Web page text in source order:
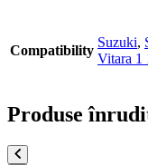
Compatibility
Suzuki,
Vitara 1
Produse